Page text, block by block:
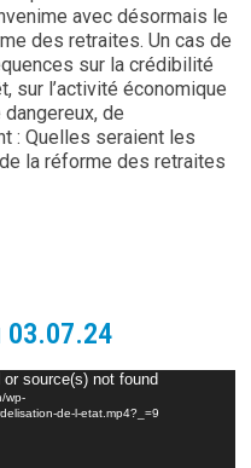
avec désormais le
des retraites. Un cas de
sur la crédibilité
sur l’activité économique
de
: Quelles seraient les
la réforme des retraites
03.07.24
source(s) not found
wp-
de-l-etat.mp4?_=9